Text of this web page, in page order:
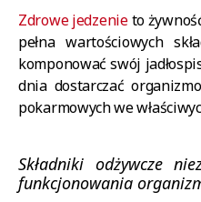
Zdrowe jedzenieto
pełna wartościowych
komponować swój
dnia dostarczać
pokarmowych we
Składniki odżywcze
funkcjonowania